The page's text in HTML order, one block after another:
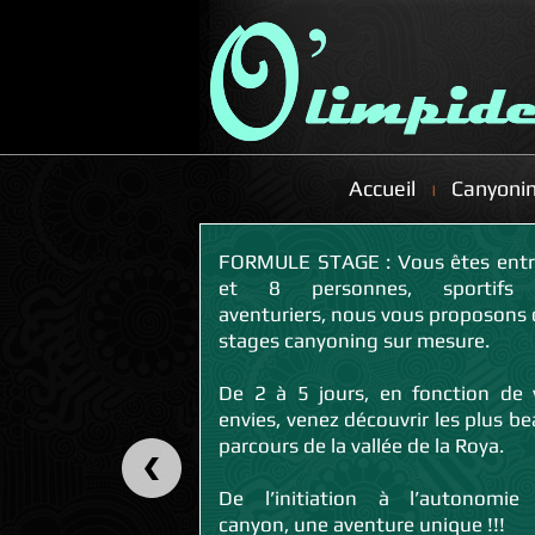
Accueil
FORMULE STAGE : Vous êtes entre 4
et 8 personnes, sportifs
aventuriers, nous vous proposons
stages canyoning sur mesure.
De 2 à 5 jours, en fonction de
envies, venez découvrir les plus
parcours de la vallée de la Roya.
De l’initiation à l’autonomie
canyon, une aventure unique !!!